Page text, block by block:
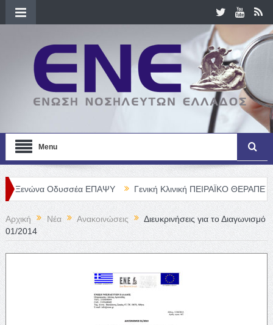
Menu
Οδυσσέα ΕΠΑΨΥ Γενική Κλινική ΠΕΙΡΑΪΚΟ ΘΕΡΑΠΕΥΤΗΡΙΟ Α. Ε.
Αρχική Νέα Ανακοινώσεις
Διευκρινήσεις για το Διαγωνισμό
01/2014